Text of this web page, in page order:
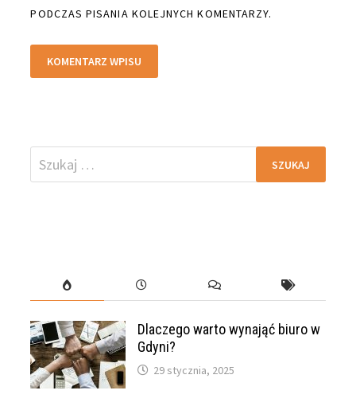
PODCZAS PISANIA KOLEJNYCH KOMENTARZY.
Szukaj:
Dlaczego warto wynająć biuro w
Gdyni?
29 stycznia, 2025